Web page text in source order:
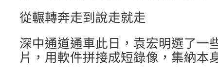
從輾轉奔走到說走就走
深中通道通車此日，袁宏明選了一
片，用軟件拼接成短錄像，集納本